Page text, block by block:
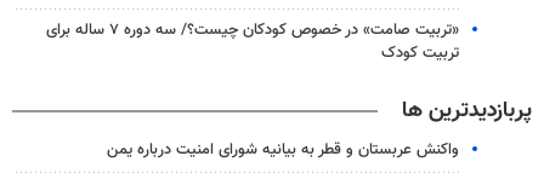
«تربیت صامت» در خصوص کودکان چیست؟/ سه دوره ۷ ساله برای
تربیت کودک
پربازدیدترین ها
واکنش عربستان و قطر به بیانیه شورای امنیت درباره یمن